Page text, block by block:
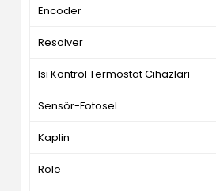
Encoder
Resolver
Isı Kontrol Termostat Cihazları
Sensör-Fotosel
Kaplin
Röle